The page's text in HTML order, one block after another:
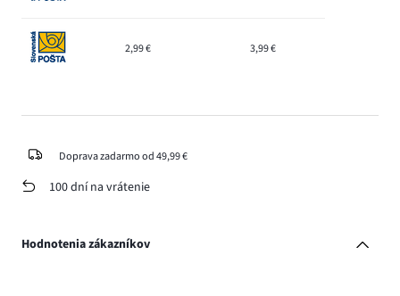
2,99 € 3,99 €
Doprava zadarmo od 49,99 €
100 dní na vrátenie
Hodnotenia zákazníkov